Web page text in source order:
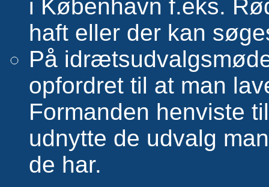
i København f.eks.
haft eller der kan
På
opfordret til at man
Formanden henviste
udnytte de udvalg
de har.